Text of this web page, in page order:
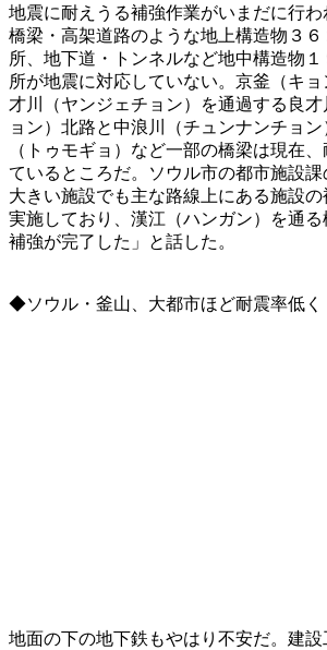
地震に耐えうる補強作業がいまだに行わ
橋梁・高架道路のような地上構造物３
所、地下道・トンネルなど地中構造物
所が地震に対応していない。京釜（キ
才川（ヤンジェチョン）を通過する良
ョン）北路と中浪川（チュンナンチョ
（トゥモギョ）など一部の橋梁は現在
ているところだ。ソウル市の都市施設
大きい施設でも主な路線上にある施設
実施しており、漢江（ハンガン）を通
補強が完了した」と話した。
◆ソウル・釜山、大都市ほど耐震率低く
地面の下の地下鉄もやはり不安だ。建